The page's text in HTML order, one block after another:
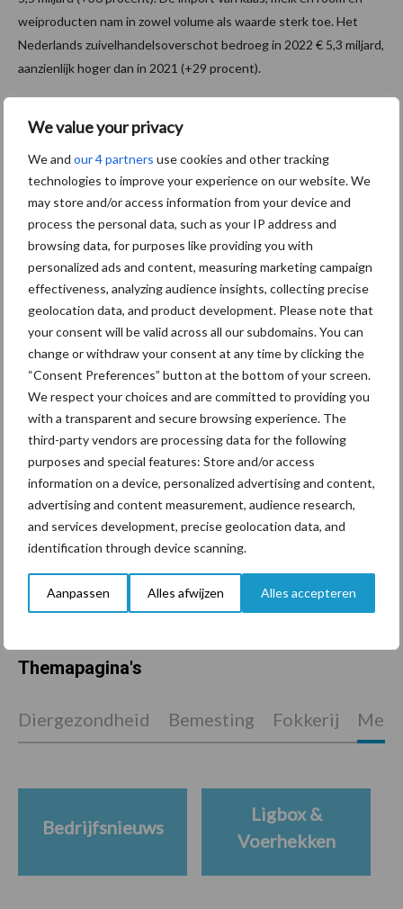
We value your privacy
We and our 4 partners use cookies and other tracking
technologies to improve your experience on our website. We
may store and/or access information from your device and
process the personal data, such as your IP address and
browsing data, for purposes like providing you with
personalized ads and content, measuring marketing campaign
effectiveness, analyzing audience insights, collecting precise
geolocation data, and product development. Please note that
your consent will be valid across all our subdomains. You can
change or withdraw your consent at any time by clicking the
“Consent Preferences” button at the bottom of your screen.
We respect your choices and are committed to providing you
with a transparent and secure browsing experience. The
third-party vendors are processing data for the following
purposes and special features: Store and/or access
information on a device, personalized advertising and content,
advertising and content measurement, audience research,
and services development, precise geolocation data, and
identification through device scanning.
Aanpassen Alles afwijzen Alles accepteren
weiproducten nam in zowel volume als waarde sterk toe. Het
Nederlands zuivelhandelsoverschot bedroeg in 2022 € 5,3 miljard,
aanzienlijk hoger dan in 2021 (+29 procent).
Bekijk hier de spread met de volledige Zuivel in Cijfers.
ZuivelNL
Aanbevolen voor jou!
Grondstoffenmarkt blijft
grillig: droogte en
geopolitiek houden handel
in de greep
De speenhuid: een vaak
onderschatte risicofactor
voor mastitis
ForFarmers ziet volume en
marktaandeel groeien in
markt
Themapagina's
Diergezondheid Bemesting Fokkerij
Bedrijfsnieuws
Ligbox &
Voerhekken